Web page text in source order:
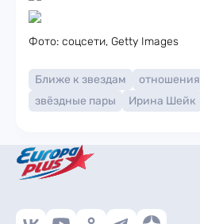
Фото: соцсети, Getty Images
Ближе к звездам отношения
звёздные пары
Ирина Шейк